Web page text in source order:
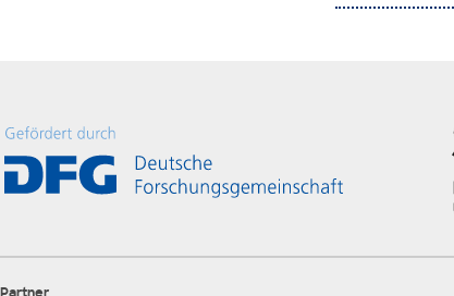
Partner